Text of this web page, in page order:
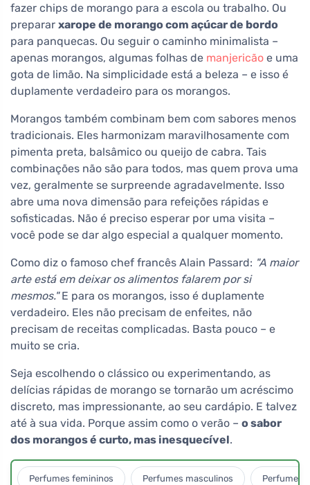
fazer chips de morango para a escola ou trabalho. Ou
preparar xarope de morango com açúcar de bordo
para panquecas. Ou seguir o caminho minimalista –
apenas morangos, algumas folhas de manjericão e uma
gota de limão. Na simplicidade está a beleza – e isso é
duplamente verdadeiro para os morangos.
Morangos também combinam bem com sabores menos
tradicionais. Eles harmonizam maravilhosamente com
pimenta preta, balsâmico ou queijo de cabra. Tais
combinações não são para todos, mas quem prova uma
vez, geralmente se surpreende agradavelmente. Isso
abre uma nova dimensão para refeições rápidas e
sofisticadas. Não é preciso esperar por uma visita –
você pode se dar algo especial a qualquer momento.
Como diz o famoso chef francês Alain Passard: "A maior
arte está em deixar os alimentos falarem por si
mesmos."E para os morangos, isso é duplamente
verdadeiro. Eles não precisam de enfeites, não
precisam de receitas complicadas. Basta pouco – e
muito se cria.
Seja escolhendo o clássico ou experimentando, as
delícias rápidas de morango se tornarão um acréscimo
discreto, mas impressionante, ao seu cardápio. E talvez
até à sua vida. Porque assim como o verão – o sabor
dos morangos é curto, mas inesquecível.
Perfumes femininos Perfumes masculinos Perfumes